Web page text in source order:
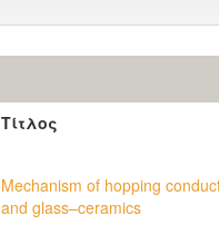
Τίτλος
Mechanism of hopping
and glass–ceramics